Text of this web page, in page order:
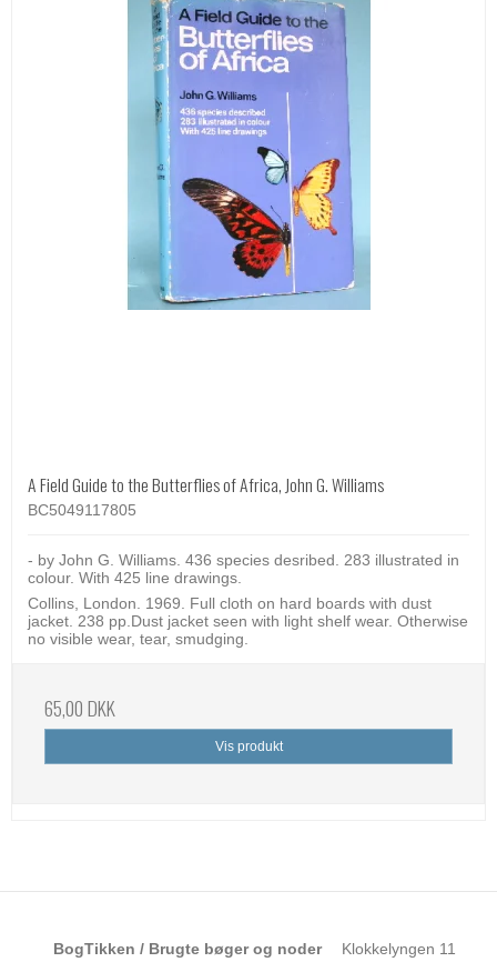
A Field Guide to the Butterflies of Africa, John G. Williams
BC5049117805
- by John G. Williams. 436 species desribed. 283 illustrated in
colour. With 425 line drawings.
Collins, London. 1969. Full cloth on hard boards with dust
jacket. 238 pp.Dust jacket seen with light shelf wear. Otherwise
no visible wear, tear, smudging.
65,00 DKK
Vis produkt
BogTikken / Brugte bøger og noder
Klokkelyngen 11